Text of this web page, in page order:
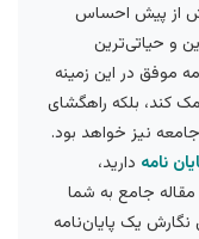
از پیش احساس
و حیاتی‌ترین
موفق در این زمینه
کند، بلکه راهگشای
نیز خواهد بود.
نامه دارید،
جامع به شما
یک پایان‌نامه